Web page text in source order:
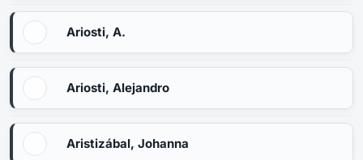
Ariosti, A.
Ariosti, Alejandro
Aristizábal, Johanna